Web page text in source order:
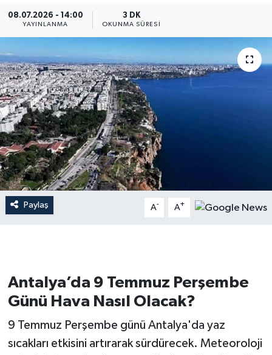
08.07.2026 - 14:00
YAYINLANMA
3 DK
OKUNMA SÜRESI
Paylaş A- A+
Antalya’da 9 Temmuz Perşembe
Günü Hava Nasıl Olacak?
9 Temmuz Perşembe günü Antalya'da yaz
sıcakları etkisini artırarak sürdürecek. Meteoroloji
Resmi Reklamlar